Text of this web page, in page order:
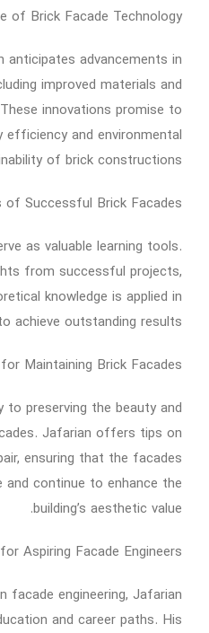
of Brick Facade Technology
anticipates advancements in
improved materials and
innovations promise to
efficiency and environmental
of brick constructions.
of Successful Brick Facades
as valuable learning tools.
from successful projects,
knowledge is applied in
achieve outstanding results.
Maintaining Brick Facades
to preserving the beauty and
Jafarian offers tips on
ensuring that the facades
continue to enhance the
building’s aesthetic value.
Aspiring Facade Engineers
facade engineering, Jafarian
and career paths. His